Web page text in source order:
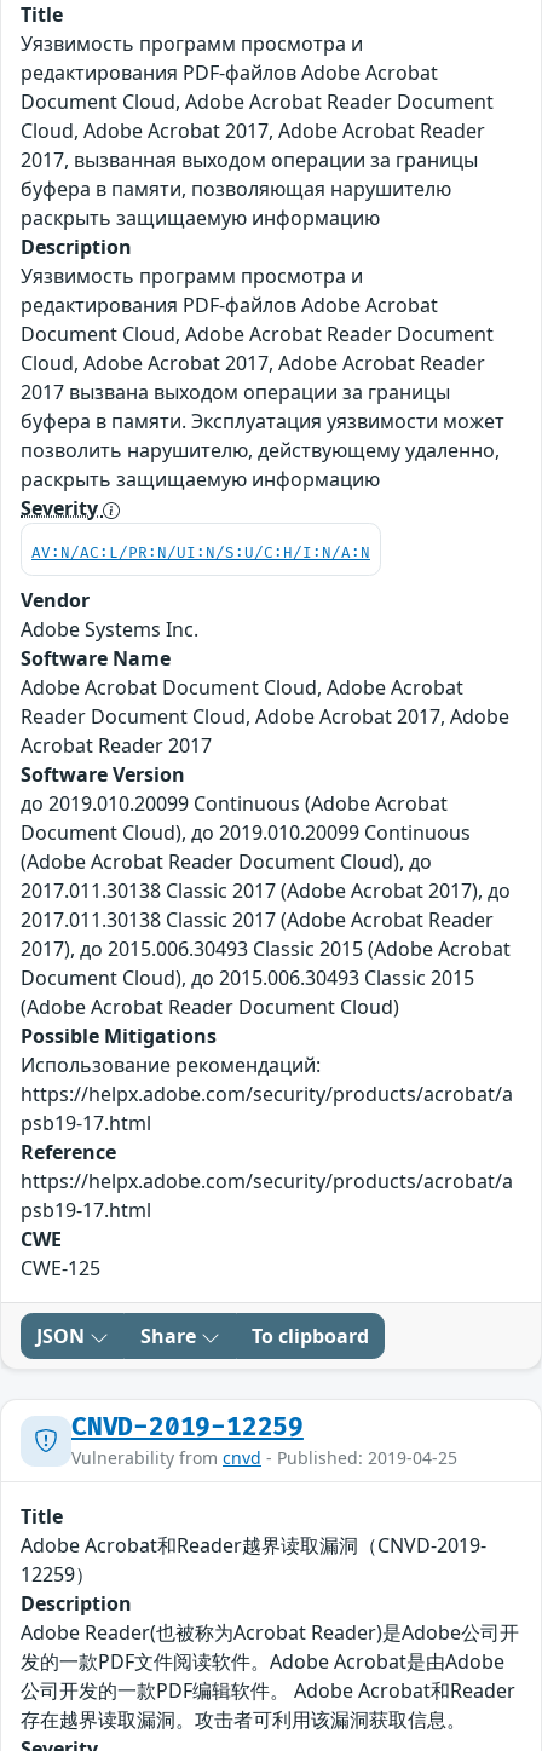
Title
Уязвимость программ просмотра и
редактирования PDF-файлов Adobe Acrobat
Document Cloud, Adobe Acrobat Reader Document
Cloud, Adobe Acrobat 2017, Adobe Acrobat Reader
2017, вызванная выходом операции за границы
буфера в памяти, позволяющая нарушителю
раскрыть защищаемую информацию
Description
Уязвимость программ просмотра и
редактирования PDF-файлов Adobe Acrobat
Document Cloud, Adobe Acrobat Reader Document
Cloud, Adobe Acrobat 2017, Adobe Acrobat Reader
2017 вызвана выходом операции за границы
буфера в памяти. Эксплуатация уязвимости может
позволить нарушителю, действующему удаленно,
раскрыть защищаемую информацию
Severity
AV:N/AC:L/PR:N/UI:N/S:U/C:H/I:N/A:N
Vendor
Adobe Systems Inc.
Software Name
Adobe Acrobat Document Cloud, Adobe Acrobat
Reader Document Cloud, Adobe Acrobat 2017, Adobe
Acrobat Reader 2017
Software Version
до 2019.010.20099 Continuous (Adobe Acrobat
Document Cloud), до 2019.010.20099 Continuous
(Adobe Acrobat Reader Document Cloud), до
2017.011.30138 Classic 2017 (Adobe Acrobat 2017), до
2017.011.30138 Classic 2017 (Adobe Acrobat Reader
2017), до 2015.006.30493 Classic 2015 (Adobe Acrobat
Document Cloud), до 2015.006.30493 Classic 2015
(Adobe Acrobat Reader Document Cloud)
Possible Mitigations
Использование рекомендаций:
https://helpx.adobe.com/security/products/acrobat/a
psb19-17.html
Reference
https://helpx.adobe.com/security/products/acrobat/a
psb19-17.html
CWE
CWE-125
JSON Share To clipboard
CNVD-2019-12259
Vulnerability from cnvd - Published: 2019-04-25
Title
Adobe Acrobat和Reader越界读取漏洞（CNVD-2019-
12259）
Description
Adobe Reader(也被称为Acrobat Reader)是Adobe公司开
发的一款PDF文件阅读软件。Adobe Acrobat是由Adobe
公司开发的一款PDF编辑软件。 Adobe Acrobat和Reader
存在越界读取漏洞。攻击者可利用该漏洞获取信息。